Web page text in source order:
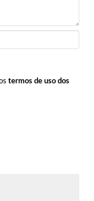
termos de uso dos